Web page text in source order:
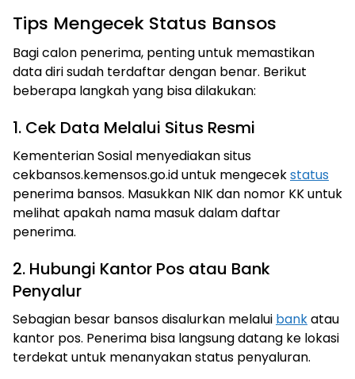
Tips Mengecek Status Bansos
Bagi calon penerima, penting untuk memastikan
data diri sudah terdaftar dengan benar. Berikut
beberapa langkah yang bisa dilakukan:
1. Cek Data Melalui Situs Resmi
Kementerian Sosial menyediakan situs
cekbansos.kemensos.go.id untuk mengecekstatus
penerima bansos. Masukkan NIK dan nomor KK untuk
melihat apakah nama masuk dalam daftar
penerima.
2. Hubungi Kantor Pos atau Bank
Penyalur
Sebagian besar bansos disalurkan melalui bankatau
kantor pos. Penerima bisa langsung datang ke lokasi
terdekat untuk menanyakan status penyaluran.